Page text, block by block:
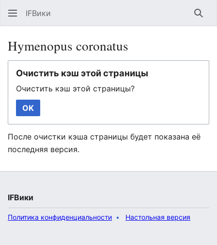
IFВики
Hymenopus coronatus
Очистить кэш этой страницы
Очистить кэш этой страницы?
OK
После очистки кэша страницы будет показана её
последняя версия.
IFВики
Политика конфиденциальности Настольная версия